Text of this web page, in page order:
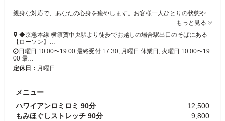
親身な対応で、あなたの心身を癒やします。お客様一人ひとりの状態や要望に寄り添い、柔軟に施術内容を組み立てる完全プライベートサロンです☆
もっと見る
◆京急本線 横須賀中央駅より徒歩でお越しの場合駅出口のそばにある
【ローソン】…
日曜日:10:00〜19:00 最終受付 17:30, 月曜日:休業日, 火曜日:10:00〜19:
00 最…
定休日： 月曜日
メニュー
ハワイアンロミロミ 90分
12,500
もみほぐしストレッチ 90分
9,800